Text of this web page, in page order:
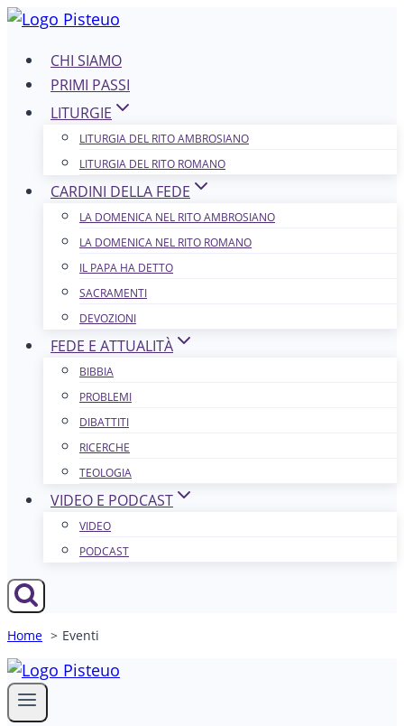
Salta
contenutoCHI SIAMO
PRIMI PASSI
LITURGIE
LITURGIA DEL RITO AMBROSIANO
LITURGIA DEL RITO ROMANO
CARDINI DELLA FEDE
LA DOMENICA NEL R​​​​​​ITO AMBROSIANO
LA DOMENICA NEL RITO ROMANO
IL PAPA HA DETTO
SACRAMENTI
DEVOZIONI
FEDE E ATTUALITÀ
BIBBIA
PROBLEMI
DIBATTITI
RICERCHE
TEOLOGIA
VIDEO E PODCAST
VIDEO
PODCAST
Home Eventi